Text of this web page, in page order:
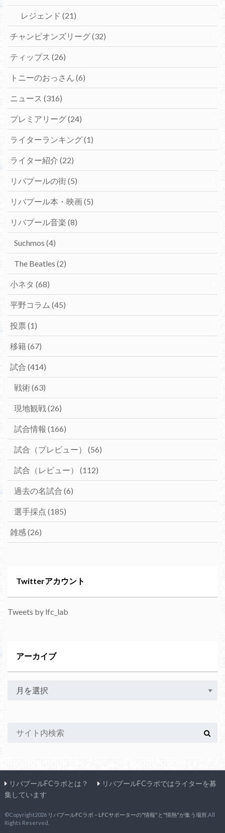
レジェンド (21)
チャンピオンズリーグ(32)
ティップス (26)
トニーのおっさん (6)
ニュース (316)
プレミアリーグ(24)
ライターランキング(1)
ライター紹介 (22)
リバプールの街(5)
リバプール本・映画(5)
リバプール音楽 (8)
Suchmos (4)
The Beatles (2)
小ネタ (68)
平野コラム (45)
投票 (1)
移籍(67)
試合 (414)
戦術(63)
現地観戦(26)
試合情報 (166)
試合（プレビュー） (56)
試合（レビュー） (112)
過去の名試合 (6)
選手採点 (185)
雑感(26)
Twitterアカウント
Tweets by lfc_lab
アーカイブ
リバプールFCラボとは？
リバプールFCラボではライターを募
集しています
©Copyright2026 リバプールFCラボ – LFCサポーターの"情報"と"情熱"が集う場所.All
Rights Reserved.